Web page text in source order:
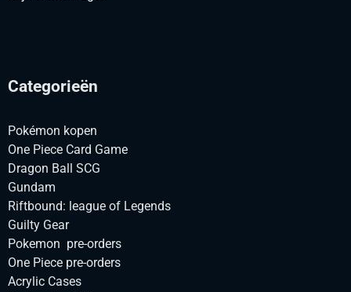
Categorieën
Pokémon kopen
One Piece Card Game
Dragon Ball SCG
Gundam
Riftbound: league of Legends
Guilty Gear
Pokemon pre-orders
One Piece pre-orders
Acrylic Cases